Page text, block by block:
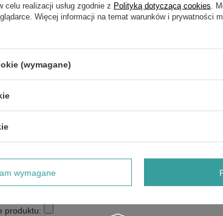
produktu:
realizacji usług zgodnie z Polityką dotyczącą cookies .
Więcej informacji na temat warunków i prywatności
(wymagane)
wymagane